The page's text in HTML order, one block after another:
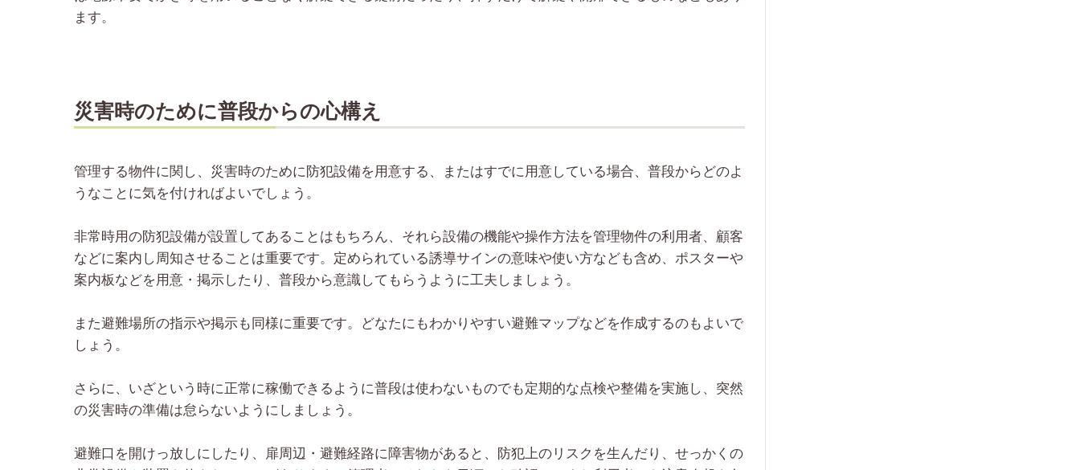
ます。
災害時のために普段からの心構え
管理する物件に関し、災害時のために防犯設備を用意する、またはすでに用意している場合、普段からどのよ
うなことに気を付ければよいでしょう。
非常時用の防犯設備が設置してあることはもちろん、それら設備の機能や操作方法を管理物件の利用者、顧客
などに案内し周知させることは重要です。定められている誘導サインの意味や使い方なども含め、ポスターや
案内板などを用意・掲示したり、普段から意識してもらうように工夫しましょう。
また避難場所の指示や掲示も同様に重要です。どなたにもわかりやすい避難マップなどを作成するのもよいで
しょう。
さらに、いざという時に正常に稼働できるように普段は使わないものでも定期的な点検や整備を実施し、突然
の災害時の準備は怠らないようにしましょう。
避難口を開けっ放しにしたり、扉周辺・避難経路に障害物があると、防犯上のリスクを生んだり、せっかくの